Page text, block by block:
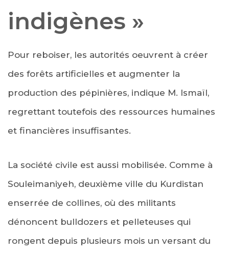
indigènes »
Pour reboiser, les autorités oeuvrent à créer
des forêts artificielles et augmenter la
production des pépinières, indique M. Ismaïl,
regrettant toutefois des ressources humaines
et financières insuffisantes.
La société civile est aussi mobilisée. Comme à
Souleimaniyeh, deuxième ville du Kurdistan
enserrée de collines, où des militants
dénoncent bulldozers et pelleteuses qui
rongent depuis plusieurs mois un versant du